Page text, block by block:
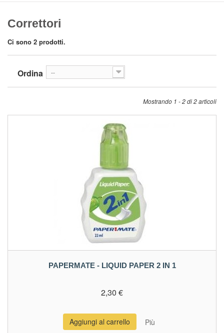
Correttori
Ci sono 2 prodotti.
Ordina --
Mostrando 1 - 2 di 2 articoli
PAPERMATE - LIQUID PAPER 2 IN 1
2,30 €
Aggiungi al carrello Più